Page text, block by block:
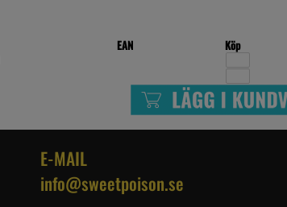
EAN
Köp
E-MAIL
info@sweetpoison.se